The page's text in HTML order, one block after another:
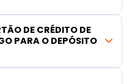
DE CRÉDITO DE
PARA O DEPÓSITO